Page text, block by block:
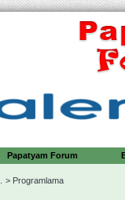
Papatyam Forum
> Programlama